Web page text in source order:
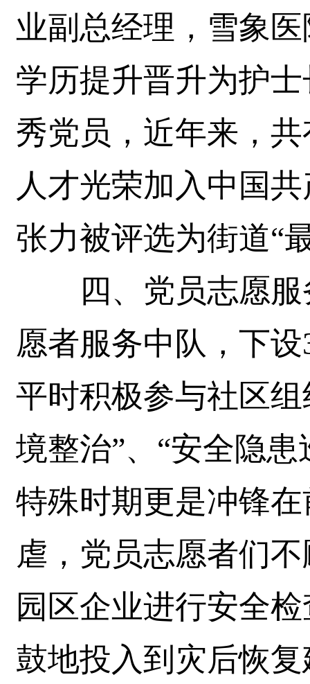
业副总经理，雪象
学历提升晋升为护
秀党员，近年来，
人才光荣加入中国
张力被评选为街道“
四、党员志愿服
愿者服务中队，下
平时积极参与社区
境整治”、“安全隐
特殊时期更是冲锋在
虐，党员志愿者们
园区企业进行安全
鼓地投入到灾后恢